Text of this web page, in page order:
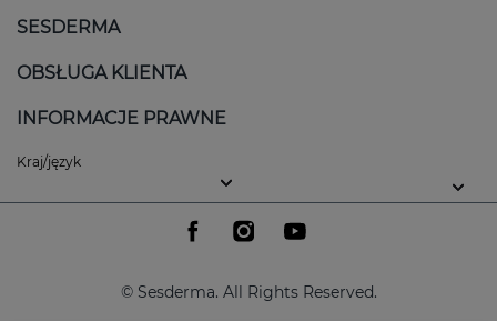
SESDERMA
OBSŁUGA KLIENTA
INFORMACJE PRAWNE
Kraj/język
© Sesderma. All Rights Reserved.